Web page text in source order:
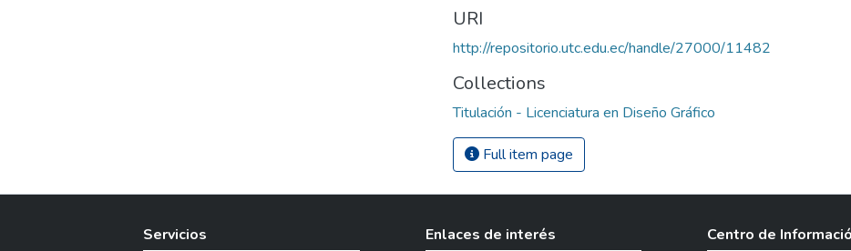
URI
http://repositorio.utc.edu.ec/handle/27000/11482
Collections
Titulación - Licenciatura en Diseño Gráfico
Full item page
Servicios Enlaces de interés Centro de